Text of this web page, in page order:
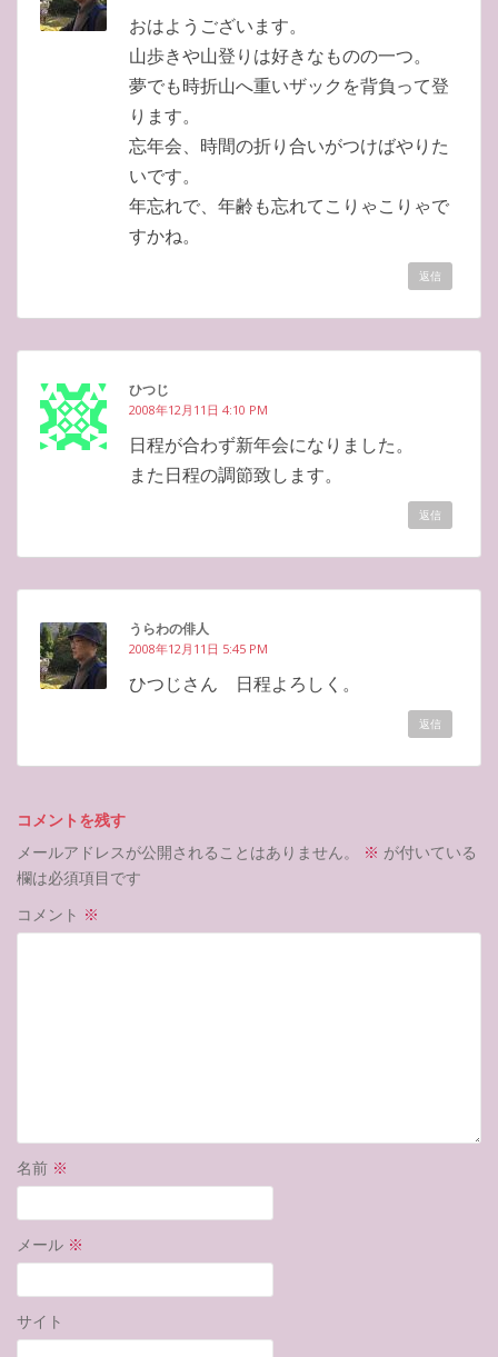
おはようございます。
山歩きや山登りは好きなものの一つ。
夢でも時折山へ重いザックを背負って登
ります。
忘年会、時間の折り合いがつけばやりた
いです。
年忘れで、年齢も忘れてこりゃこりゃで
すかね。
返信
ひつじ
2008年12月11日 4:10 PM
日程が合わず新年会になりました。
また日程の調節致します。
返信
うらわの俳人
2008年12月11日 5:45 PM
ひつじさん 日程よろしく。
返信
コメントを残す
メールアドレスが公開されることはありません。
※ が付いている
欄は必須項目です
コメント ※
名前 ※
メール ※
サイト